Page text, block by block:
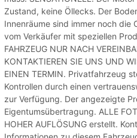
Zustand, keine Öllecks. Der
Innenräume sind immer noch die
vom Verkäufer mit speziellen
FAHRZEUG NUR NACH
KONTAKTIEREN SIE UNS UND
EINEN TERMIN. Privatfahrzeug
Kontrollen durch einen
zur Verfügung. Der angezeigte
Eigentumsübertragung. ALLE
HOHER AUFLÖSUNG erstellt.